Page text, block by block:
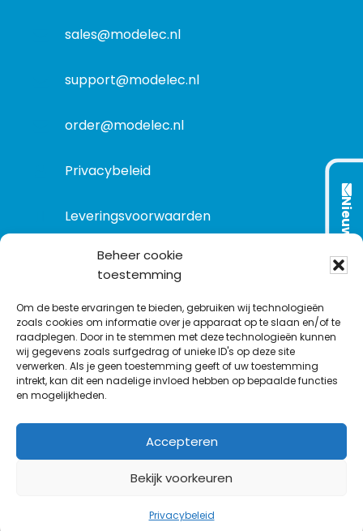
Beheer cookie
toestemming
Om de beste ervaringen te bieden, gebruiken wij technologieën
zoals cookies om informatie over je apparaat op te slaan en/of te
raadplegen. Door in te stemmen met deze technologieën kunnen
wij gegevens zoals surfgedrag of unieke ID's op deze site
verwerken. Als je geen toestemming geeft of uw toestemming
intrekt, kan dit een nadelige invloed hebben op bepaalde functies
en mogelijkheden.
Accepteren
Bekijk voorkeuren
Privacybeleid
s
m
sales@modelec.nl
support@modelec.nl
order@modelec.nl
Privacybeleid
Leveringsvoorwaarden
L
i
n
e
T
w
i
t
F
a
c
b
o
o
k
Y
o
u
u
b
C
o
n
a
& Partners
Nieuwsbrief